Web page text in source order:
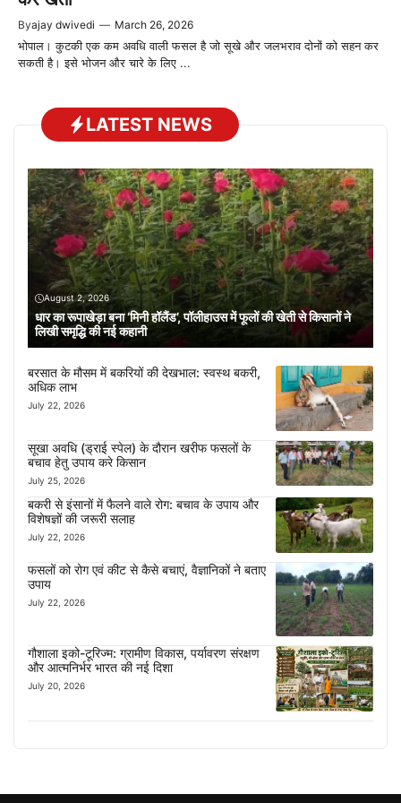
Byajay dwivedi — March 26, 2026
भोपाल। कुटकी एक कम अवधि वाली फसल है जो सूखे और जलभराव दोनों को सहन कर
सकती है। इसे भोजन और चारे के लिए ...
LATEST NEWS
August 2, 2026
धार का रूपाखेड़ा बना ‘मिनी हॉलैंड’, पॉलीहाउस में फूलों की खेती से किसानों ने
लिखी समृद्धि की नई कहानी
बरसात के मौसम में बकरियों की देखभाल: स्वस्थ बकरी,
अधिक लाभ
July 22, 2026
सूखा अवधि (ड्राई स्पेल) के दौरान खरीफ फसलों के
बचाव हेतु उपाय करे किसान
July 25, 2026
बकरी से इंसानों में फैलने वाले रोग: बचाव के उपाय और
विशेषज्ञों की जरूरी सलाह
July 22, 2026
फसलों को रोग एवं कीट से कैसे बचाएं, वैज्ञानिकों ने बताए
उपाय
July 22, 2026
गौशाला इको-टूरिज्म: ग्रामीण विकास, पर्यावरण संरक्षण
और आत्मनिर्भर भारत की नई दिशा
July 20, 2026